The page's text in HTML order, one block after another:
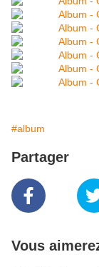
#album
Partager
Vous